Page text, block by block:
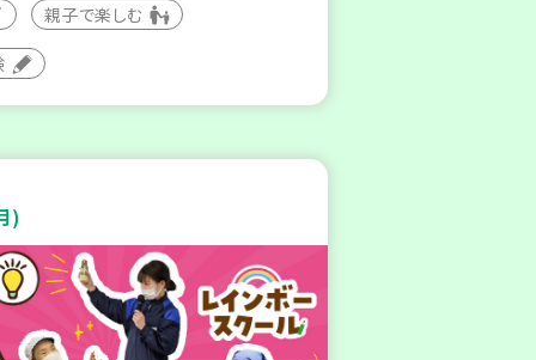
親子で楽しむ
)